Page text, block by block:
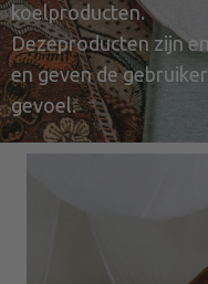
koelproducten.
Dezeproducten zijn
en geven de
gevoel.